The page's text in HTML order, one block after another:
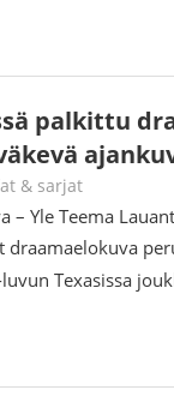
palkittu
Hirn
& sarjat
– Yle Teema
draamaelokuva
Texasissa